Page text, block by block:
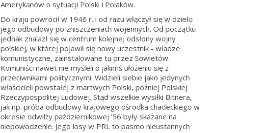
Amerykanów o sytuacji Polski i Polaków.
Do kraju powrócił w 1946 r. i od razu włączył się w dzieło
jego odbudowy po zniszczeniach wojennych. Od początku
jednak znalazł się w centrum kolejnej odsłony wojny
polskiej, w której pojawił się nowy uczestnik - władze
komunistyczne, zainstalowane tu przez Sowietów.
Komuniści nawet nie myśleli o jakimś ułożeniu się z
przeciwnikami politycznymi. Widzieli siebie jako jedynych
właścicieli powstałej z martwych Polski, później Polskiej
Rzeczypospolitej Ludowej. Stąd wszelkie wysiłki Bitnera,
jak np. próba odbudowy krajowego ośrodka chadeckiego w
okresie odwilży październikowej ’56 były skazane na
niepowodzenie. Jego losy w PRL to pasmo nieustannych